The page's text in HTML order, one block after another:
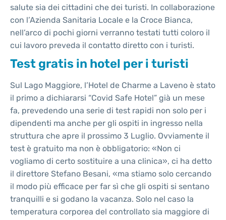
salute sia dei cittadini che dei turisti. In collaborazione
con l’Azienda Sanitaria Locale e la Croce Bianca,
nell’arco di pochi giorni verranno testati tutti coloro il
cui lavoro preveda il contatto diretto con i turisti.
Test gratis in hotel per i turisti
Sul Lago Maggiore, l’Hotel de Charme a Laveno è stato
il primo a dichiararsi “Covid Safe Hotel” già un mese
fa, prevedendo una serie di test rapidi non solo per i
dipendenti ma anche per gli ospiti in ingresso nella
struttura che apre il prossimo 3 Luglio. Ovviamente il
test è gratuito ma non è obbligatorio: «Non ci
vogliamo di certo sostituire a una clinica», ci ha detto
il direttore Stefano Besani, «ma stiamo solo cercando
il modo più efficace per far sì che gli ospiti si sentano
tranquilli e si godano la vacanza. Solo nel caso la
temperatura corporea del controllato sia maggiore di